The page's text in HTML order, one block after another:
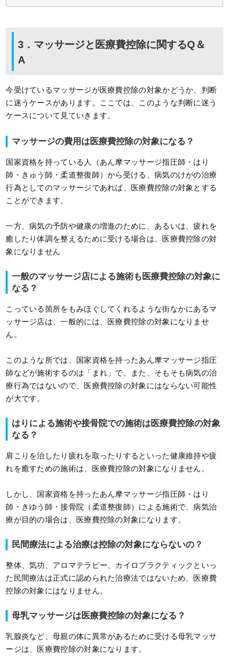
3．マッサージと医療費控除に関するQ＆
A
今受けているマッサージが医療費控除の対象かどうか、判断
に迷うケースがあります。ここでは、このような判断に迷う
ケースについて見ていきます。
マッサージの費用は医療費控除の対象になる？
国家資格を持っている人（あん摩マッサージ指圧師・はり
師・きゅう師・柔道整復師）から受ける、病気のけがの治療
行為としてのマッサージであれば、医療費控除の対象とする
ことができます。
一方、病気の予防や健康の増進のために、あるいは、疲れを
癒したり体調を整えるために受ける場合は、医療費控除の対
象になりません
一般のマッサージ店による施術も医療費控除の対象に
なる？
こっている箇所をもみほぐしてくれるような街なかにあるマ
ッサージ店は、一般的には、医療費控除の対象になりませ
ん。
このような所では、国家資格を持ったあん摩マッサージ指圧
師などが施術するのは「まれ」で、また、そもそも病気の治
療行為ではないので、医療費控除の対象にはならない可能性
が大です。
はりによる施術や接骨院での施術は医療費控除の対象
なる？
肩こりを治したり疲れを取ったりするといった健康維持や疲
れを癒すための施術は、医療費控除の対象になりません。
しかし、国家資格を持ったあん摩マッサージ指圧師・はり
師・きゆう師・接骨院（柔道整復師）による施術で、病気治
療が目的の場合は、医療費控除の対象になります。
民間療法による治療は控除の対象にならないの？
整体、気功、アロマテラピー、カイロプラクティックといっ
た民間療法は正式に認められた治療法ではないため、医療費
控除の対象にはなりません。
母乳マッサージは医療費控除の対象になる？
乳腺炎など、母親の体に異常があるために受ける母乳マッサ
ージは、医療費控除の対象になります。